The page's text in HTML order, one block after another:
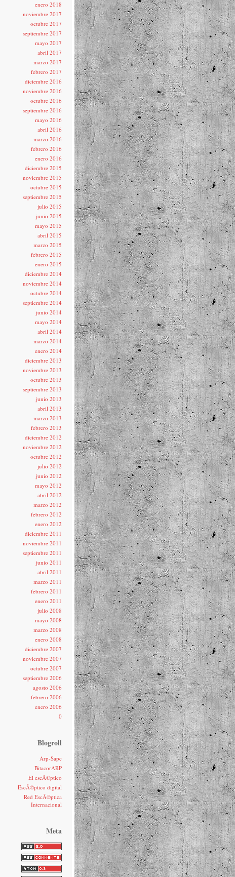
enero 2018
noviembre 2017
octubre 2017
septiembre 2017
mayo 2017
abril 2017
marzo 2017
febrero 2017
diciembre 2016
noviembre 2016
octubre 2016
septiembre 2016
mayo 2016
abril 2016
marzo 2016
febrero 2016
enero 2016
diciembre 2015
noviembre 2015
octubre 2015
septiembre 2015
julio 2015
junio 2015
mayo 2015
abril 2015
marzo 2015
febrero 2015
enero 2015
diciembre 2014
noviembre 2014
octubre 2014
septiembre 2014
junio 2014
mayo 2014
abril 2014
marzo 2014
enero 2014
diciembre 2013
noviembre 2013
octubre 2013
septiembre 2013
junio 2013
abril 2013
marzo 2013
febrero 2013
diciembre 2012
noviembre 2012
octubre 2012
julio 2012
junio 2012
mayo 2012
abril 2012
marzo 2012
febrero 2012
enero 2012
diciembre 2011
noviembre 2011
septiembre 2011
junio 2011
abril 2011
marzo 2011
febrero 2011
enero 2011
julio 2008
mayo 2008
marzo 2008
enero 2008
diciembre 2007
noviembre 2007
octubre 2007
septiembre 2006
agosto 2006
febrero 2006
enero 2006
0
Blogroll
Arp-Sapc
BitacorARP
El escÃ©ptico
EscÃ©ptico digital
Red EscÃ©ptica
Internacional
Meta